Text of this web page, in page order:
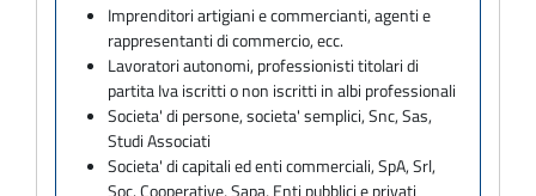
Imprenditori artigiani e commercianti, agenti e
rappresentanti di commercio, ecc.
Lavoratori autonomi, professionisti titolari di
partita Iva iscritti o non iscritti in albi professionali
Societa' di persone, societa' semplici, Snc, Sas,
Studi Associati
Societa' di capitali ed enti commerciali, SpA, Srl,
Soc. Cooperative, Sapa, Enti pubblici e privati